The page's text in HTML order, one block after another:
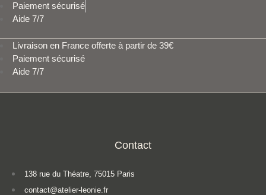
Paiement sécurisé
Aide 7/7
Livraison en France offerte à partir de 39€
Paiement sécurisé
Aide 7/7
Contact
138 rue du Théatre, 75015 Paris
contact@atelier-leonie.fr